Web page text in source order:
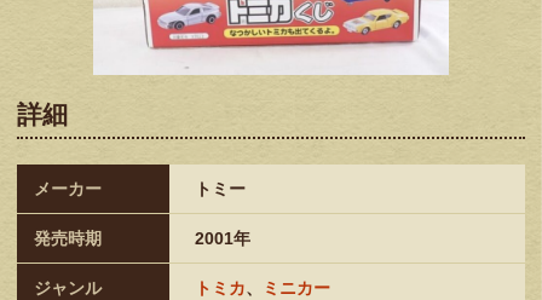
詳細
メーカー トミー
発売時期 2001年
ジャンル トミカ、 ミニカー